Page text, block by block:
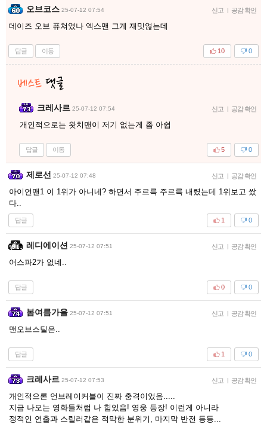
오브코스 25-07-12 07:54 신고 | 공감 확인
데이즈 오브 퓨쳐였나 엑스맨 그게 재밋얺는데
답글 이동 0
10
크레사르 25-07-12 07:54 신고 | 공감 확인
개인적으로는 왓치맨이 저기 없는게 좀 아쉽
답글 이동 0
5
제로선 25-07-12 07:48 신고 | 공감 확인
아이언맨1 이 1위가 아니네? 하면서 주르륵 주르륵 내렸는데 1위보고 쌌
다..
답글 0
1
레디에이션 25-07-12 07:51 신고 | 공감 확인
어스파2가 없네..
답글 0
0
봄여름가을 25-07-12 07:51 신고 | 공감 확인
맨오브스틸은..
답글 0
1
크레사르 25-07-12 07:53 신고 | 공감 확인
개인적으론 언브레이커블이 진짜 충격이었음.....
지금 나오는 영화들처럼 나 힘있음! 영웅 등장! 이런게 아니라
정적인 연출과 스릴러같은 적막한 분위기, 마지막 반전 등등...